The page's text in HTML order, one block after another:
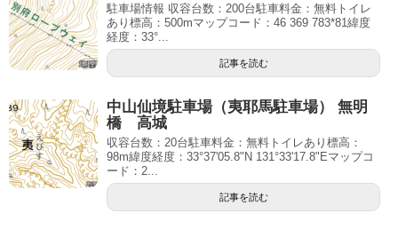
駐車場情報 収容台数：200台駐車料金：無料トイレ
あり標高：500mマップコード：46 369 783*81緯度
経度：33°...
記事を読む
中山仙境駐車場（夷耶馬駐車場） 無明
橋 高城
収容台数：20台駐車料金：無料トイレあり標高：
98m緯度経度：33°37'05.8"N 131°33'17.8"Eマップコ
ード：2...
記事を読む